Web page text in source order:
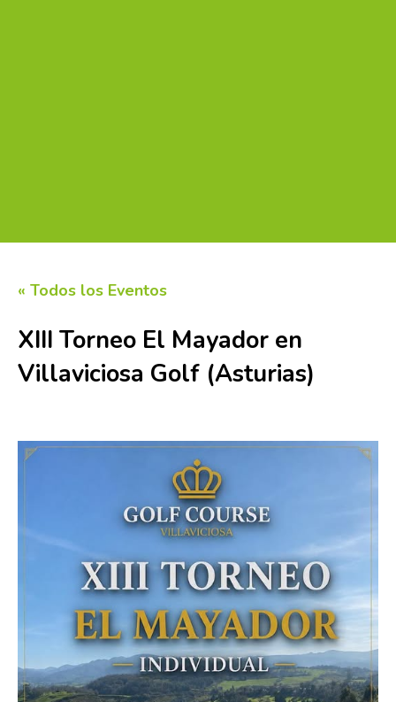
« Todos los Eventos
XIII Torneo El Mayador en
Villaviciosa Golf (Asturias)